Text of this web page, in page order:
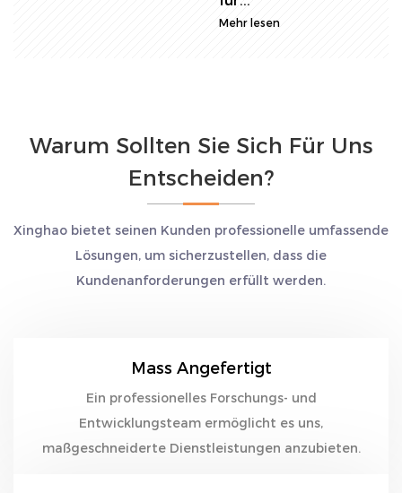
Warum Sollten Sie Sich Für Uns
Entscheiden?
Xinghao bietet seinen Kunden professionelle umfassende
Lösungen, um sicherzustellen, dass die
Kundenanforderungen erfüllt werden.
Mass Angefertigt
Ein professionelles Forschungs- und
Entwicklungsteam ermöglicht es uns,
maßgeschneiderte Dienstleistungen anzubieten.